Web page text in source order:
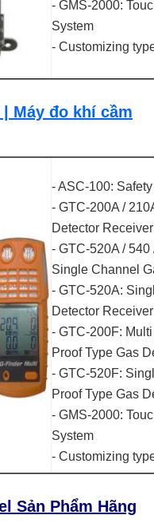
- GMS-2000:
System
- Customizing
Máy đo khí cầm
- ASC-100:
- GTC-200A /
Detector Receiver
- GTC-520A / 540
Single Channel
- GTC-520A:
Detector Receiver
- GTC-200F:
Proof Type Gas
- GTC-520F:
Proof Type Gas
- GMS-2000:
System
- Customizing
Sản Phẩm Hãng